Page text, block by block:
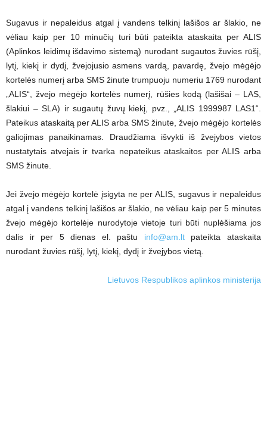
Sugavus ir nepaleidus atgal į vandens telkinį lašišos ar šlakio, ne
vėliau kaip per 10 minučių turi būti pateikta ataskaita per ALIS
(Aplinkos leidimų išdavimo sistemą) nurodant sugautos žuvies rūšį,
lytį, kiekį ir dydį, žvejojusio asmens vardą, pavardę, žvejo mėgėjo
kortelės numerį arba SMS žinute trumpuoju numeriu 1769 nurodant
„ALIS“, žvejo mėgėjo kortelės numerį, rūšies kodą (lašišai – LAS,
šlakiui – SLA) ir sugautų žuvų kiekį, pvz., „ALIS 1999987 LAS1“.
Pateikus ataskaitą per ALIS arba SMS žinute, žvejo mėgėjo kortelės
galiojimas panaikinamas. Draudžiama išvykti iš žvejybos vietos
nustatytais atvejais ir tvarka nepateikus ataskaitos per ALIS arba
SMS žinute.
Jei žvejo mėgėjo kortelė įsigyta ne per ALIS, sugavus ir nepaleidus
atgal į vandens telkinį lašišos ar šlakio, ne vėliau kaip per 5 minutes
žvejo mėgėjo kortelėje nurodytoje vietoje turi būti nuplėšiama jos
dalis ir per 5 dienas el. paštu info@am.ltpateikta ataskaita
nurodant žuvies rūšį, lytį, kiekį, dydį ir žvejybos vietą.
Lietuvos Respublikos aplinkos ministerija